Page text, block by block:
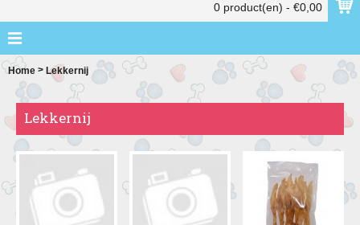
0 product(en) - €0,00
Home > Lekkernij
Lekkernij